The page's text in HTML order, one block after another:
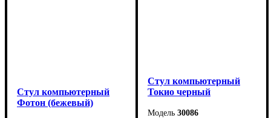
Стул компьютерный
Фотон (бежевый)
Стул компьютерный
Токио черный
30086